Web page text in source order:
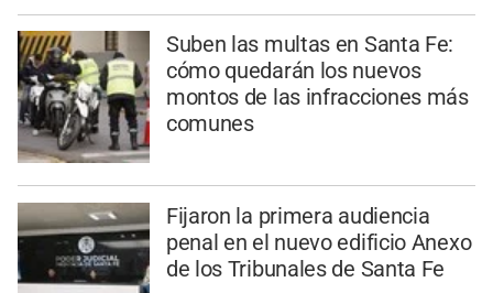
Suben las multas en Santa Fe:
cómo quedarán los nuevos
montos de las infracciones más
comunes
Fijaron la primera audiencia
penal en el nuevo edificio Anexo
de los Tribunales de Santa Fe